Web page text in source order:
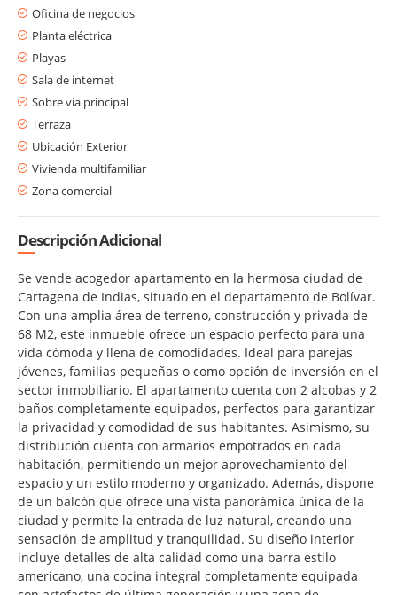
Oficina de negocios
Planta eléctrica
Playas
Sala de internet
Sobre vía principal
Terraza
Ubicación Exterior
Vivienda multifamiliar
Zona comercial
Descripción Adicional
Se vende acogedor apartamento en la hermosa ciudad de
Cartagena de Indias, situado en el departamento de Bolívar.
Con una amplia área de terreno, construcción y privada de
68 M2, este inmueble ofrece un espacio perfecto para una
vida cómoda y llena de comodidades. Ideal para parejas
jóvenes, familias pequeñas o como opción de inversión en el
sector inmobiliario. El apartamento cuenta con 2 alcobas y 2
baños completamente equipados, perfectos para garantizar
la privacidad y comodidad de sus habitantes. Asimismo, su
distribución cuenta con armarios empotrados en cada
habitación, permitiendo un mejor aprovechamiento del
espacio y un estilo moderno y organizado. Además, dispone
de un balcón que ofrece una vista panorámica única de la
ciudad y permite la entrada de luz natural, creando una
sensación de amplitud y tranquilidad. Su diseño interior
incluye detalles de alta calidad como una barra estilo
americano, una cocina integral completamente equipada